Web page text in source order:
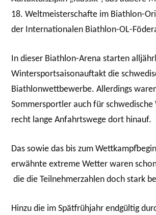
18. Weltmeisterschafte im Biathlon-
der Internationalen Biathlon-OL-
In dieser Biathlon-Arena starten
Wintersportsaisonauftakt die
Biathlonwettbewerbe. Allerdings
Sommersportler auch für schwedische
recht lange Anfahrtswege dort hinauf.
Das sowie das bis zum
erwähnte extreme Wetter waren
die die Teilnehmerzahlen doch stark
Hinzu die im Spätfrühjahr endgültig